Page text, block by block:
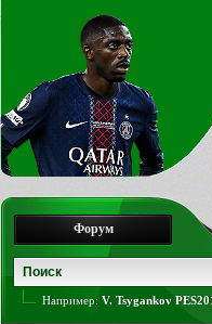
Форум
Например: V. Tsygankov